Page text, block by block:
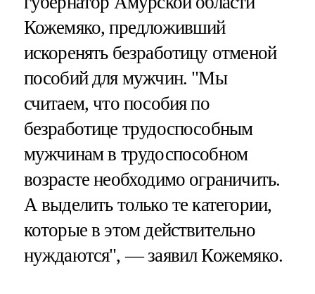
Кожемяко, предложивший
искоренять безработицу отменой
пособий для мужчин. "Мы
считаем, что пособия по
безработице трудоспособным
мужчинам в трудоспособном
возрасте необходимо ограничить.
А выделить только те категории,
которые в этом действительно
нуждаются", — заявил Кожемяко.